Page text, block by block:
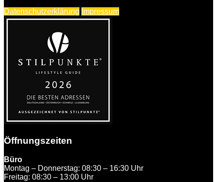
Datenschutzerklärung Impressum
Öffnungszeiten
Büro
Montag – Donnerstag: 08:30 – 16:30 Uhr
Freitag: 08:30 – 13:00 Uhr